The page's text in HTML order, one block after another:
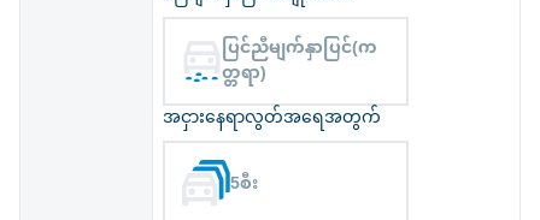
ပြင်ညီမျက်နှာပြင်(က
တ္တရာ)
အငှားနေရာလွတ်အရေအတွက်
5စီး